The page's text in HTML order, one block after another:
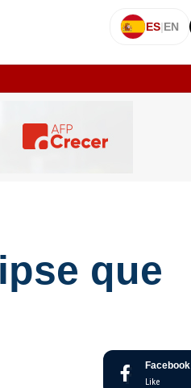
ES|EN
que
Facebook
Like